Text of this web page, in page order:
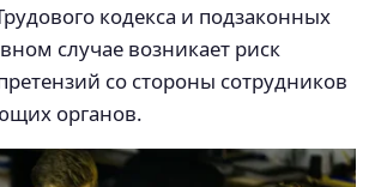
кодекса и подзаконных
случае возникает риск
со стороны сотрудников
органов.